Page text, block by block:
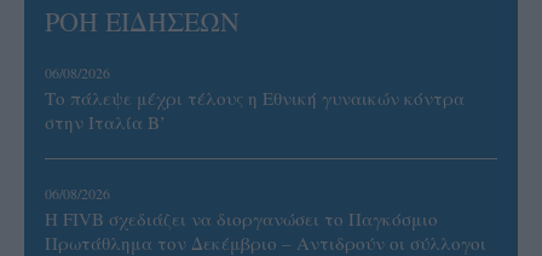
ΡΟΗ ΕΙΔΗΣΕΩΝ
06/08/2026
Το πάλεψε μέχρι τέλους η Εθνική γυναικών κόντρα
στην Ιταλία Β’
06/08/2026
Η FIVB σχεδιάζει να διοργανώσει το Παγκόσμιο
Πρωτάθλημα τον Δεκέμβριο – Αντιδρούν οι σύλλογοι